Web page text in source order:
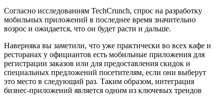
Согласно исследованиям TechСrunch, спрос на разработку
мобильных приложений в последнее время значительно
возрос и ожидается, что он будет расти и дальше.
Наверняка вы заметили, что уже практически во всех кафе и
ресторанах у официантов есть мобильные приложения для
регистрации заказов или для предоставления скидок и
специальных предложений посетителям, если они выберут
это место в следующий раз. Таким образом, интеграция
бизнес-приложений является одним из ключевых трендов